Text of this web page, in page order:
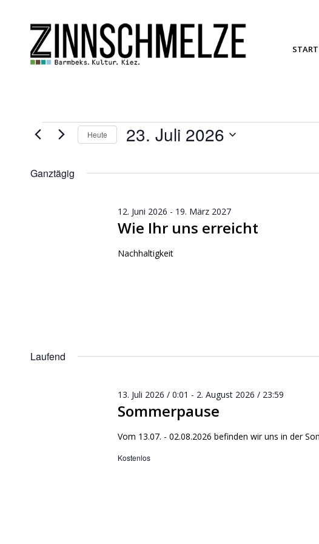
START
Veranstaltungen
23.
Heute 23. Juli 2026
Ganztägig
Wie Ihr uns erreicht
12. Juni 2026 - 19. März 2027
Nachhaltigkeit
Laufend
Sommerpause
13. Juli 2026 / 0:01 - 2. August 2026 / 23:59
Vom 13.07. - 02.08.2026 befinden wir uns in der
Kostenlos